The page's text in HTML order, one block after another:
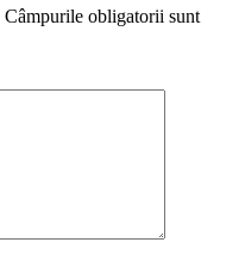
Câmpurile obligatorii sunt